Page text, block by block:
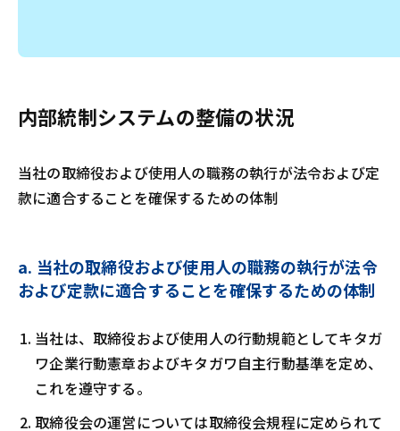
内部統制システムの整備の状況
当社の取締役および使用人の職務の執行が法令および定
款に適合することを確保するための体制
a. 当社の取締役および使用人の職務の執行が法令
および定款に適合することを確保するための体制
当社は、取締役および使用人の行動規範としてキタガ
ワ企業行動憲章およびキタガワ自主行動基準を定め、
これを遵守する。
取締役会の運営については取締役会規程に定められて